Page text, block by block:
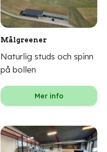
Målgreener
Naturlig studs och spinn
på bollen
Mer info